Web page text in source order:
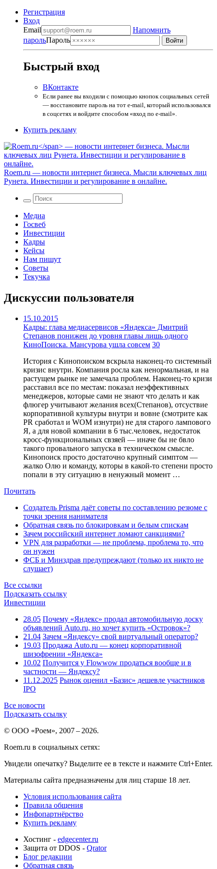
Регистрация
Вход
Email
Напомнить
парольПароль
Быстрый вход
ВКонтакте
Если ранее вы входили с помощью кнопок социальных сетей
— восстановите пароль на тот e-mail, который использовался
в соцсетях и войдите способом «вход по e-mail».
Купить рекламу
Roem.ru — новости интернет бизнеса. Мысли ключевых лиц
Рунета. Инвестиции и регулирование в онлайне.
Медиа
Госвеб
Инвестиции
Кадры
Кейсы
Нам пишут
Советы
Текучка
Дискуссии пользователя
15.10.2015
Кадры: глава медиасервисов «Яндекса» Дмитрий
Степанов понижен до уровня главы лишь одного
КиноПоиска. Мансурова ушла совсем 30
История с Кинопоиском вскрыла наконец-то системный
кризис внутри. Компания росла как ненормальная, и на
растущем рынке не замечала проблем. Наконец-то кризи
расставил все по местам: показал неэффективных
менеджеров, которые сами не знают что делать и как
флюгер учитывают желания всех(Степанов), отсуствие
корпоративной культуры внутри и вовне (смотрите как
PR сработал и WOM изнутри) не для старого лампового
Я, а для новой компании в 6 тыс.человек, недостаток
кросс-функциональных свзяей — иначе бы не бвло
такого провального запуска в техническом смысле.
Кинопоиск просто достаточно крупный симптом —
жалко Олю и команду, которы в какой-то степени просто
попали в эту ситуацию в ненужный момент …
Почитать
Создатель Prisma даёт советы по составлению резюме с
точки зрения нанимателя
Обратная связь по блокировкам и белым спискам
Зачем российский интернет ломают санкциями?
VPN для разработки — не проблема, проблема то, что
он нужен
ФСБ и Минздрав предупреждают (только их никто не
слушает)
Все ссылки
Подсказать ссылку
Инвестиции
28.05 Почему «Яндекс» продал автомобильную доску
объявлений Auto.ru, но хочет купить «Островок»?
21.04 Зачем «Яндексу» свой виртуальный оператор?
19.03 Продажа Auto.ru — конец корпоративной
шизофрении «Яндекса»
10.02 Получится у Flowwow продаться вообще и в
частности — Яндексу?
11.12.2025 Рынок оценил «Базис» дешевле участников
IPO
Все новости
Подсказать ссылку
© ООО «Роем», 2007 – 2026.
Roem.ru в социальных сетях:
Увидели опечатку? Выделите ее в тексте и нажмите Ctrl+Enter.
Материалы сайта предназначены для лиц старше 18 лет.
Условия использования сайта
Правила общения
Инфопартнёрство
Купить рекламу
Хостинг - edgecenter.ru
Защита от DDOS - Qrator
Блог редакции
Обратная связь